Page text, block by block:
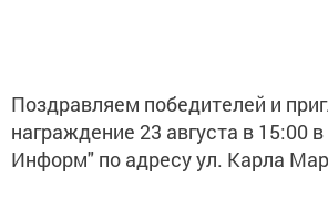
Поздравляем победителей и
награждение 23 августа в 15:00
Информ" по адресу ул. Карла